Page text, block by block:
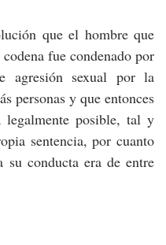
que el hombre que
fue condenado por
agresión sexual por la
personas y que entonces
posible, tal y
sentencia, por cuanto
su conducta era de entre